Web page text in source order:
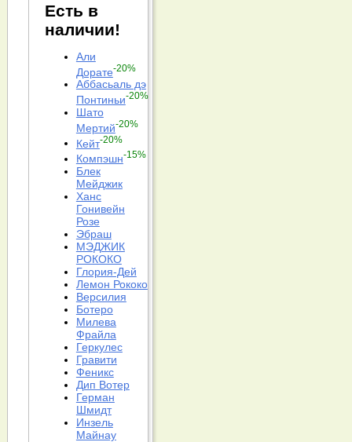
Есть в
наличии!
Али
Дорате-20%
Аббасьаль дэ
Понтиньи-20%
Шато
Мертий-20%
Кейт-20%
Компэшн-15%
Блек
Мейджик
Ханс
Гонивейн
Розе
Эбраш
МЭДЖИК
РОКОКО
Глория-Дей
Лемон Рококо
Версилия
Ботеро
Милева
Фрайла
Геркулес
Гравити
Феникс
Дип Вотер
Герман
Шмидт
Инзель
Майнау